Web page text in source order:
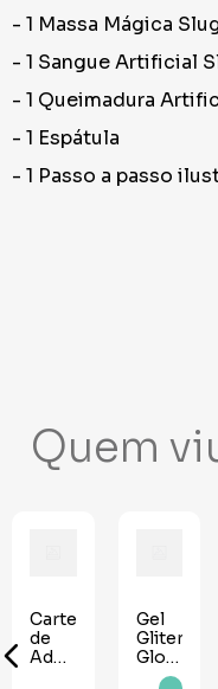
- 1 Massa Mágica
- 1 Sangue Artificial
- 1 Queimadura
- 1 Espátula
- 1 Passo a passo
Quem
Cartela
de
Adesivo
Gel
Gliter
Glow
Power